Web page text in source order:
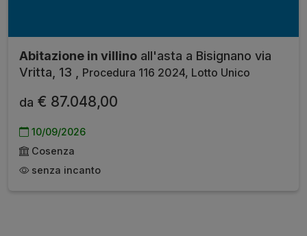
Abitazione in villino all'asta a Bisignano via
Vritta, 13 ,
Procedura 116 2024, Lotto Unico
da € 87.048,00
10/09/2026
Cosenza
senza incanto